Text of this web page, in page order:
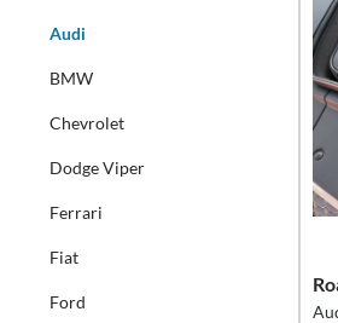
Audi
BMW
Chevrolet
Dodge Viper
Ferrari
Fiat
Ford